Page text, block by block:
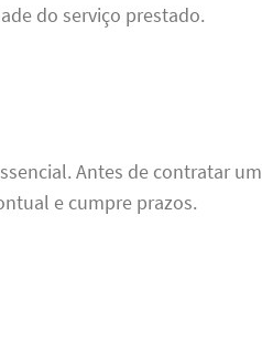
do serviço prestado.
Antes de contratar um
e cumpre prazos.